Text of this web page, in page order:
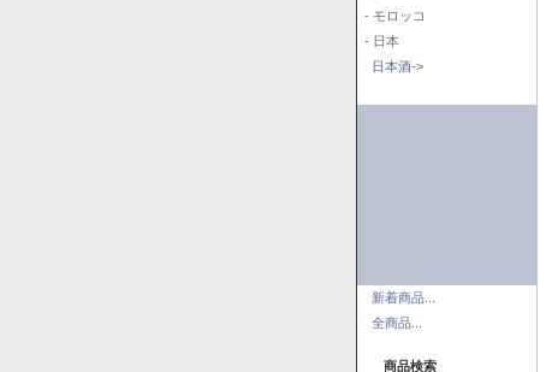
- モロッコ
- 日本
日本酒->
新着商品...
全商品...
商品検索